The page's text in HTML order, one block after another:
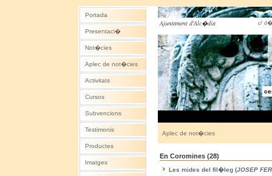
Portada
Presentaci�
Not�cies
Aplec de not�cies
Activitats
Cursos
Subvencions
Testimonis
Productes
Imatges
Ajuntament d'Alc�dia c/
Aplec de not�cies
En Coromines (28)
Les mides del fil�leg (JOSEP